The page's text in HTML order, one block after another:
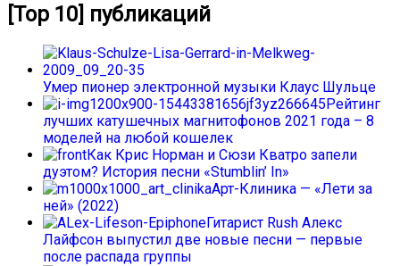
[Top 10] публикаций
Умер пионер электронной музыки Клаус Шульце
Рейтинг
лучших катушечных магнитофонов 2021 года – 8
моделей на любой кошелек
Как Крис Норман и Сюзи Кватро запели
дуэтом? История песни «Stumblin’ In»
Арт-Клиника — «Лети за
ней» (2022)
Гитарист Rush Алекс
Лайфсон выпустил две новые песни — первые
после распада группы